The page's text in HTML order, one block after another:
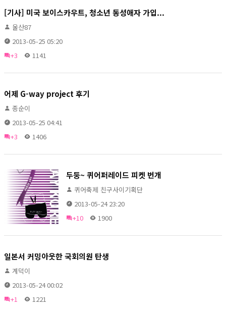
[기사] 미국 보이스카우트, 청소년 동성애자 가입...
울산87
2013-05-25 05:20
+3
1141
어제 G-way project 후기
종순이
2013-05-25 04:41
+3
1406
두둥~ 퀴어퍼레이드 피켓 번개
퀴어축제 친구사이기획단
2013-05-24 23:20
+10
1900
일본서 커밍아웃한 국회의원 탄생
계덕이
2013-05-24 00:02
+1
1221